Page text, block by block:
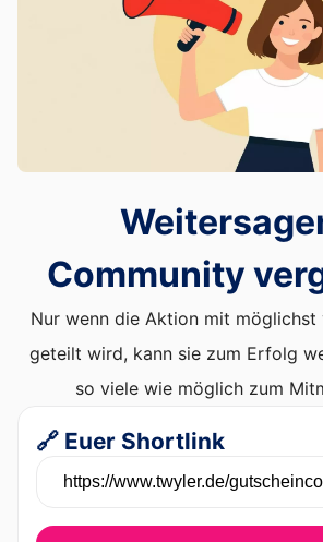
Community
Nur wenn die Aktion mit möglichst
geteilt wird, kann sie zum Erfolg
so viele wie möglich zum
🔗 Euer Shortlink